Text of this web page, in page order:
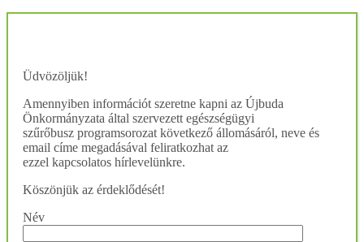
Üdvözöljük!
Amennyiben információt szeretne kapni az Újbuda
Önkormányzata által szervezett egészségügyi
szűrőbusz programsorozat következő állomásáról, neve és
email címe megadásával feliratkozhat az
ezzel kapcsolatos hírlevelünkre.
Köszönjük az érdeklődését!
Név